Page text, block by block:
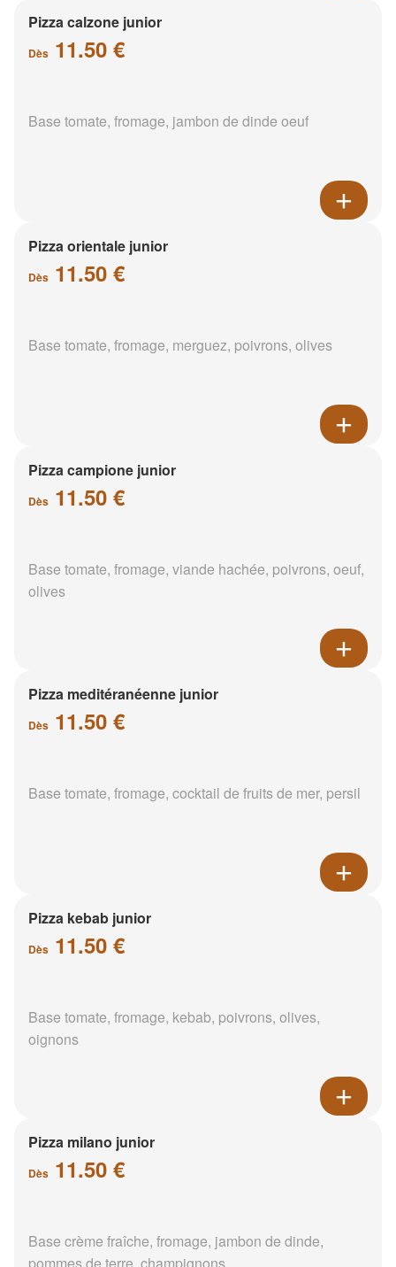
Pizza calzone junior
Dès 11.50 €
Base tomate, fromage, jambon de dinde oeuf
Pizza orientale junior
Dès 11.50 €
Base tomate, fromage, merguez, poivrons, olives
Pizza campione junior
Dès 11.50 €
Base tomate, fromage, viande hachée, poivrons, oeuf,
olives
Pizza meditéranéenne junior
Dès 11.50 €
Base tomate, fromage, cocktail de fruits de mer, persil
Pizza kebab junior
Dès 11.50 €
Base tomate, fromage, kebab, poivrons, olives,
oignons
Pizza milano junior
Dès 11.50 €
Base crème fraîche, fromage, jambon de dinde,
pommes de terre, champignons